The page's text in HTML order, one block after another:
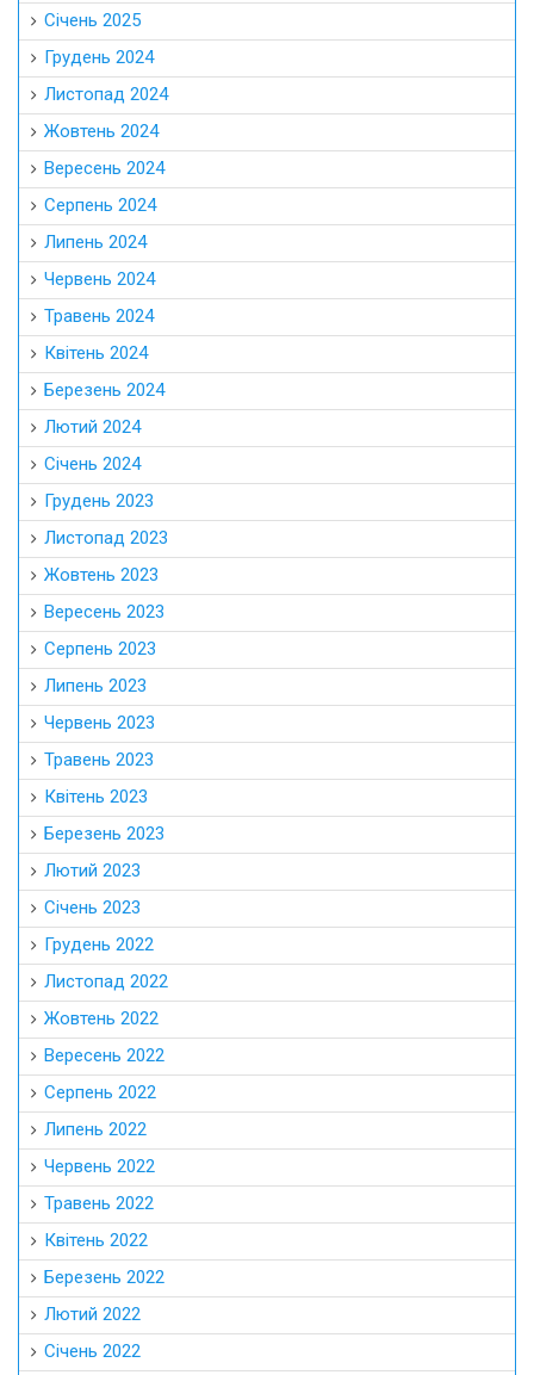
Січень 2025
Грудень 2024
Листопад 2024
Жовтень 2024
Вересень 2024
Серпень 2024
Липень 2024
Червень 2024
Травень 2024
Квітень 2024
Березень 2024
Лютий 2024
Січень 2024
Грудень 2023
Листопад 2023
Жовтень 2023
Вересень 2023
Серпень 2023
Липень 2023
Червень 2023
Травень 2023
Квітень 2023
Березень 2023
Лютий 2023
Січень 2023
Грудень 2022
Листопад 2022
Жовтень 2022
Вересень 2022
Серпень 2022
Липень 2022
Червень 2022
Травень 2022
Квітень 2022
Березень 2022
Лютий 2022
Січень 2022